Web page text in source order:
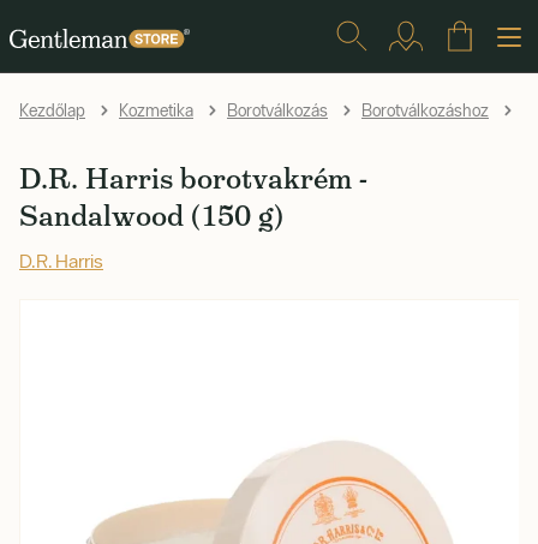
Kezdőlap Kozmetika Borotválkozás Borotválkozáshoz
D.R. Harris borotvakrém -
Sandalwood (150 g)
D.R. Harris